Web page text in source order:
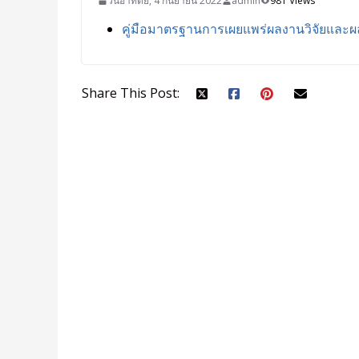
คู่มือมาตรฐานการเผยแพร่ผลงานวิจัยและ
Share This Post: